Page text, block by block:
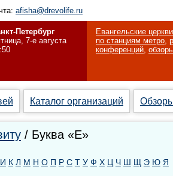
afisha@drevolife.ru
Петербург
7-е августа
Евангельские
по станциям метро,
конференций,
Каталог организаций
/ Буква «Е»
И К Л М Н О П Р С Т У Ф Х Ц Ч Ш Щ Э Ю Я